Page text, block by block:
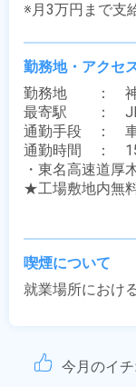
※月3万円まで支
勤務地・アクセ
勤務地　　：　
最寄駅　　：　
通勤手段　：　
通勤時間　：　
・東名高速道厚
★工場敷地内無
喫煙について
就業場所におけ
今月のイ